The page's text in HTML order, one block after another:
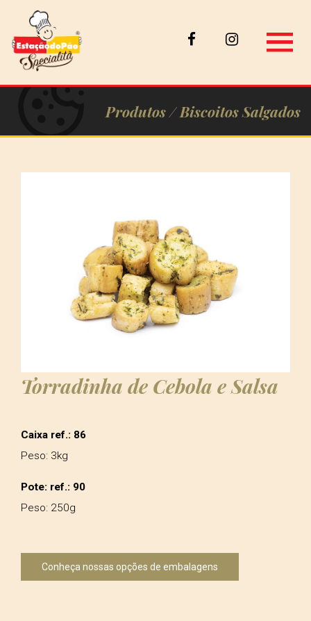
Produtos /Biscoitos Salgados
Torradinha de Cebola e Salsa
Caixa ref.: 86
Peso: 3kg
Pote: ref.: 90
Peso: 250g
Conheça nossas opções de embalagens